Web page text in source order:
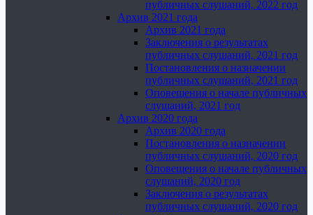
публичных слушаний, 2022 год
Архив 2021 года
Архив 2021 года
Заключения о результатах
публичных слушаний, 2021 год
Постановления о назначении
публичных слушаний, 2021 год
Оповещения о начале публичных
слушаний, 2021 год
Архив 2020 года
Архив 2020 года
Постановления о назначении
публичных слушаний, 2020 год
Оповещения о начале публичных
слушаний, 2020 год
Заключения о результатах
публичных слушаний, 2020 год